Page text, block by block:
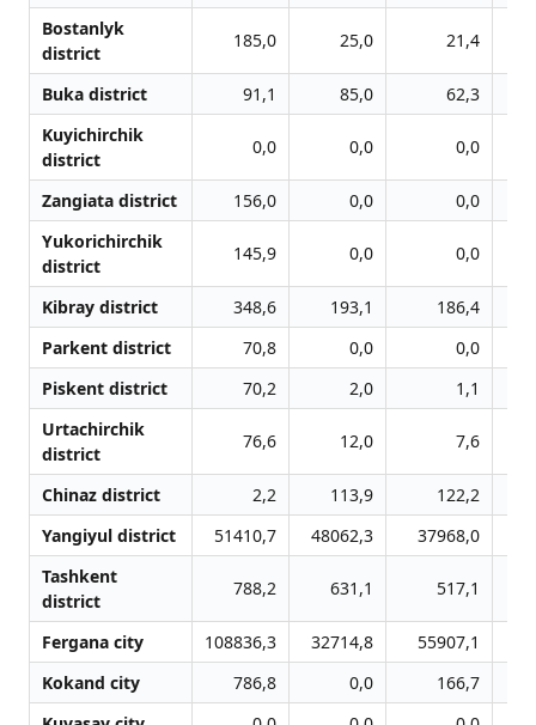
Bostanlyk
district
185,0 25,0 21,4
Buka district 91,1 85,0
62,3
Kuyichirchik
district
0,0 0,0 0,0
Zangiata district 156,0 0,0
0,0
Yukorichirchik
district
145,9 0,0 0,0
Kibray district 348,6 193,1 186,4
Parkent district
70,8 0,0
0,0
Piskent district
70,2 2,0
1,1
Urtachirchik
district
76,6 12,0 7,6
Chinaz district 2,2 113,9
122,2
Yangiyul district
51410,7 48062,3 37968,0
Tashkent
district
788,2 631,1 517,1
Fergana city 108836,3 32714,8 55907,1
Kokand city
786,8 0,0
166,7